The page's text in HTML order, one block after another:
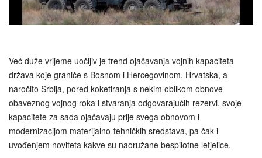
Već duže vrijeme uočljiv je trend ojačavanja vojnih kapaciteta
država koje graniče s Bosnom i Hercegovinom. Hrvatska, a
naročito Srbija, pored koketiranja s nekim oblikom obnove
obaveznog vojnog roka i stvaranja odgovarajućih rezervi, svoje
kapacitete za sada ojačavaju prije svega obnovom i
modernizacijom materijalno-tehničkih sredstava, pa čak i
uvođenjem noviteta kakve su naoružane bespilotne letjelice.